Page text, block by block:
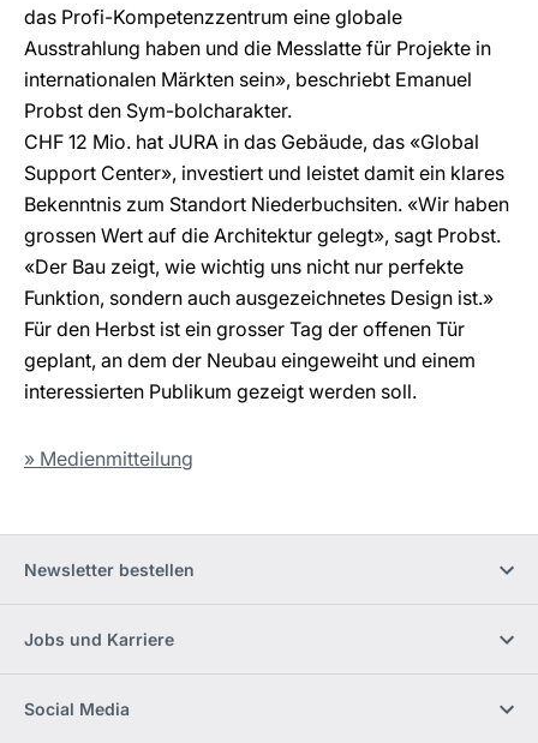
das Profi-Kompetenzzentrum eine globale
Ausstrahlung haben und die Messlatte für Projekte in
internationalen Märkten sein», beschriebt Emanuel
Probst den Sym-bolcharakter.
CHF 12 Mio. hat JURA in das Gebäude, das «Global
Support Center», investiert und leistet damit ein klares
Bekenntnis zum Standort Niederbuchsiten. «Wir haben
grossen Wert auf die Architektur gelegt», sagt Probst.
«Der Bau zeigt, wie wichtig uns nicht nur perfekte
Funktion, sondern auch ausgezeichnetes Design ist.»
Für den Herbst ist ein grosser Tag der offenen Tür
geplant, an dem der Neubau eingeweiht und einem
interessierten Publikum gezeigt werden soll.
» Medienmitteilung
Newsletter bestellen
Jobs und Karriere
Social Media